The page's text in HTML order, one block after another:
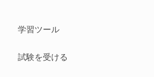
学習ツール
試験を受ける